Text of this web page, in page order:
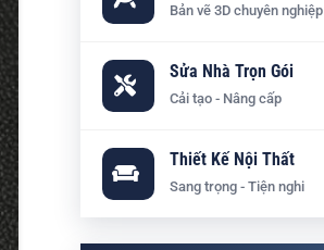
Bản vẽ 3D chuyên nghiệp
Sửa Nhà Trọn Gói
Cải tạo - Nâng cấp
Thiết Kế Nội Thất
Sang trọng - Tiện nghi